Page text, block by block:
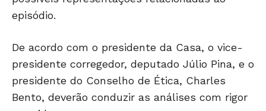
episódio.
De acordo com o presidente da Casa, o vice-
presidente corregedor, deputado Júlio Pina, e o
presidente do Conselho de Ética, Charles
Bento, deverão conduzir as análises com rigor